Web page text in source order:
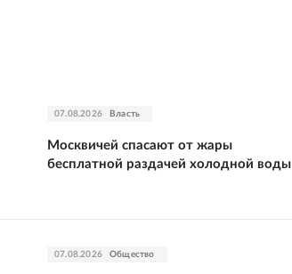
07.08.2026 Власть
Москвичей спасают от жары
бесплатной раздачей холодной воды
07.08.2026 Общество